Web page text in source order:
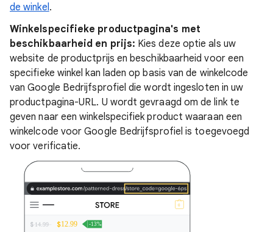
de winkel.
Winkelspecifieke productpagina's met
beschikbaarheid en prijs: Kies deze optie als uw
website de productprijs en beschikbaarheid voor een
specifieke winkel kan laden op basis van de winkelcode
van Google Bedrijfsprofiel die wordt ingesloten in uw
productpagina-URL. U wordt gevraagd om de link te
geven naar een winkelspecifiek product waaraan een
winkelcode voor Google Bedrijfsprofiel is toegevoegd
voor verificatie.